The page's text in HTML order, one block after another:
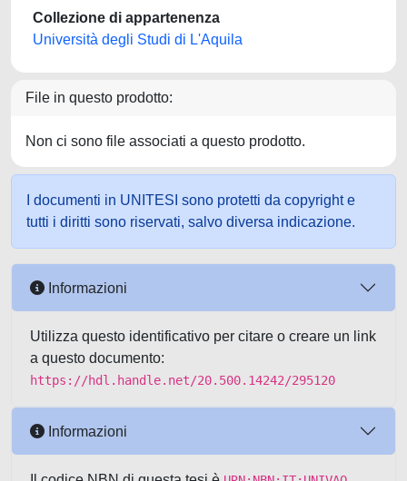
Collezione di appartenenza
Università degli Studi di L'Aquila
File in questo prodotto:
Non ci sono file associati a questo prodotto.
I documenti in UNITESI sono protetti da copyright e
tutti i diritti sono riservati, salvo diversa indicazione.
Informazioni
Utilizza questo identificativo per citare o creare un link
a questo documento:
https://hdl.handle.net/20.500.14242/295120
Informazioni